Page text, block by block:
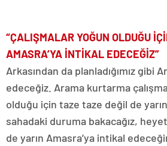
“ÇALIŞMALAR YOĞUN OLDUĞU
AMASRA’YA İNTİKAL EDECEĞİZ”
Arkasından da planladığımız gibi
edeceğiz. Arama kurtarma
olduğu için taze taze değil de
sahadaki duruma bakacağız,
de yarın Amasra’ya intikal